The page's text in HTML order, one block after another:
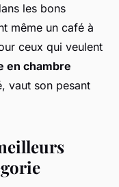
les bons
même un café à
ceux qui veulent
en chambre
vaut son pesant